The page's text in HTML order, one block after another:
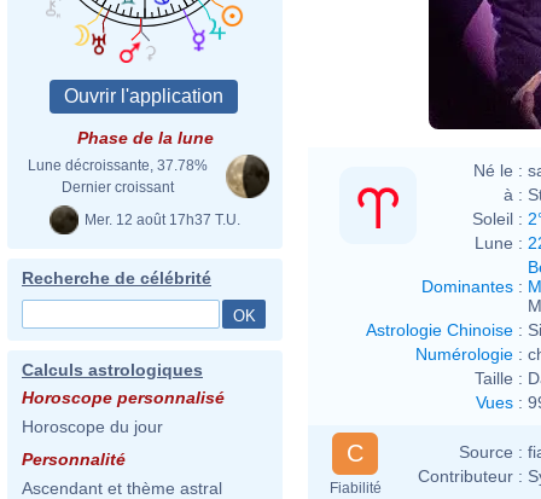
Phase de la lune
Lune décroissante, 37.78%
Dernier croissant
Mer. 12 août 17h37 T.U.
Recherche de célébrité
Calculs astrologiques
Horoscope personnalisé
Horoscope du jour
Personnalité
Ascendant et thème astral
Né le :
à :
Soleil :
Lune :
Dominantes :
Astrologie Chinoise :
Numérologie :
Taille :
Vues :
C
Fiabilité
Source :
Contributeur :